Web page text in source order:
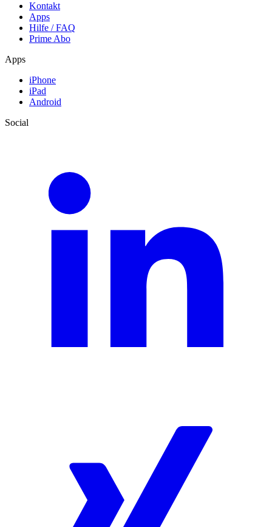
Kontakt
Apps
Hilfe / FAQ
Prime Abo
Apps
iPhone
iPad
Android
Social